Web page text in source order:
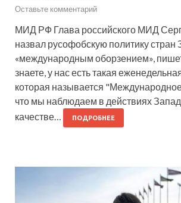
Оставьте комментарий
МИД РФ Глава российского МИД
назвал русофобскую политику стран
«международным оборзением»,
знаете, у нас есть такая
которая называется
что мы наблюдаем в действиях
качестве…
ПОДРОБНЕЕ